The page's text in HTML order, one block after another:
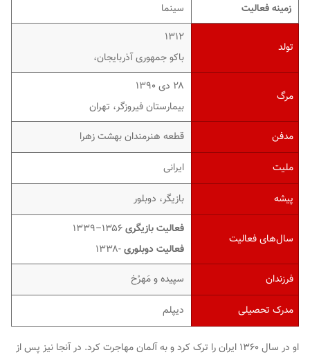
زمینه فعالیت سینما
تولد
۱۳۱۲
باکو جمهوری آذربایجان،
مرگ
۲۸ دی ۱۳۹۰
بیمارستان فیروزگر، تهران
مدفن
قطعه هنرمندان بهشت زهرا
ملیت
ایرانی
پیشه
بازیگر، دوبلور
سال‌های فعالیت
فعالیت بازیگری
فعالیت دوبلوری-۱۳۳۸
فرزندان
سپیده و مَهرُخ
مدرک تحصیلی
دیپلم
او در سال ۱۳۶۰ ایران را ترک کرد و به آلمان مهاجرت کرد. در آنجا نیز پس از